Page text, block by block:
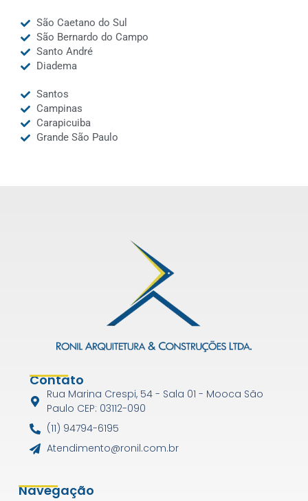
São Caetano do Sul
São Bernardo do Campo
Santo André
Diadema
Santos
Campinas
Carapicuiba
Grande São Paulo
Navegação
Contato
Rua Marina Crespi, 54 - Sala 01 - Mooca São
Paulo CEP: 03112-090
(11) 94794-6195
Atendimento@ronil.com.br